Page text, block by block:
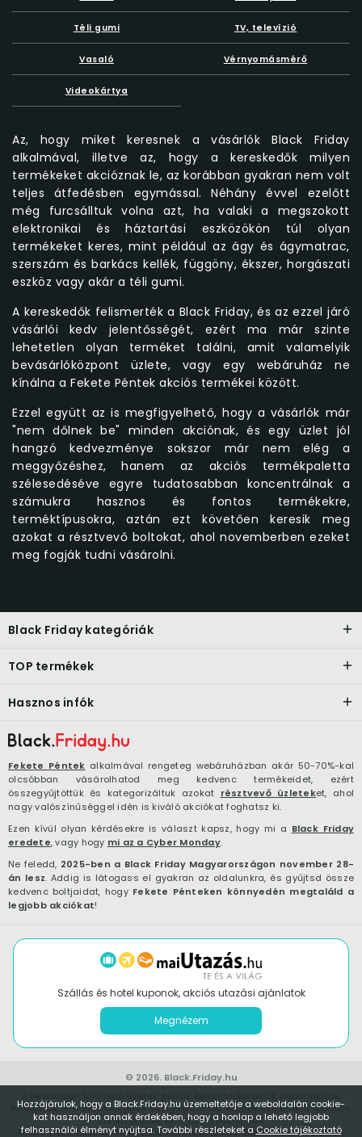
Hozzájárulok, hogy a Black.Friday.hu üzemeltetője a weboldalán cookie-
kat használjon annak érdekében, hogy a honlap a lehető legjobb
felhasználói élményt nyújtsa. További részleteket a Cookie tájékoztató
Téli gumi TV, televízió
Vasaló Vérnyomásmérő
Videokártya
Az, hogy miket keresnek a vásárlók Black Friday
alkalmával, illetve az, hogy a kereskedők milyen
termékeket akcióznak le, az korábban gyakran nem volt
teljes átfedésben egymással. Néhány évvel ezelőtt
még furcsálltuk volna azt, ha valaki a megszokott
elektronikai és háztartási eszközökön túl olyan
termékeket keres, mint például az ágy és ágymatrac,
szerszám és barkács kellék, függöny, ékszer, horgászati
eszköz vagy akár a téli gumi.
A kereskedők felismerték a Black Friday, és az ezzel járó
vásárlói kedv jelentősségét, ezért ma már szinte
lehetetlen olyan terméket találni, amit valamelyik
bevásárlóközpont üzlete, vagy egy webáruház ne
kínálna a Fekete Péntek akciós termékei között.
Ezzel együtt az is megfigyelhető, hogy a vásárlók már
"nem dőlnek be" minden akciónak, és egy üzlet jól
hangzó kedvezménye sokszor már nem elég a
meggyőzéshez, hanem az akciós termékpaletta
szélesedéséve egyre tudatosabban koncentrálnak a
számukra hasznos és fontos termékekre,
terméktípusokra, aztán ezt követően keresik meg
azokat a résztvevő boltokat, ahol novemberben ezeket
meg fogják tudni vásárolni.
Fekete Péntek alkalmával rengeteg webáruházban akár 50-70%-kal
olcsóbban vásárolhatod meg kedvenc termékeidet, ezért
összegyűjtöttük és kategorizáltuk azokat résztvevő üzleteket, ahol
nagy valószínűséggel idén is kiváló akciókat foghatsz ki.
Ezen kívül olyan kérdésekre is választ kapsz, hogy mi a Black Friday
eredete, vagy hogy mi az a Cyber Monday.
Ne feledd, 2025-ben a Black Friday Magyarországon november 28-
án lesz. Addig is látogass el gyakran az oldalunkra, és gyűjtsd össze
kedvenc boltjaidat, hogy Fekete Pénteken könnyedén megtaláld a
legjobb akciókat!
Black Friday kategóriák
TOP termékek
Hasznos infók
Szállás és hotel kuponok, akciós utazási ajánlatok
Megnézem
© 2026. Black.Friday.hu
kategóriák, termékek szubjektív válogatás részét képezik, esetenként azonban
fizetett promóciót is tartalmazhatnak.
Amennyiben kereskedőként szeretnél megjelenni a Black.Friday.hu oldalon,